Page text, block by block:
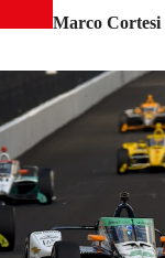
Marco Cortesi